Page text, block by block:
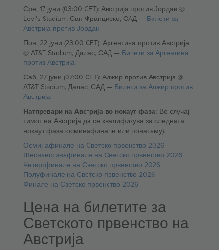
Сре, 17 јуни (03:00 CET): Австрија против Јордан @
Levi's Stadium, Сан Франциско, САД — Билети за
Австрија против Јордан
Пон, 22 јуни (23:00 CET): Аргентина против Австрија
@ AT&T Stadium, Далас, САД — Билети за Аргентина
против Австрија
Саб, 27 јуни (07:00 CET): Алжир против Австрија @
AT&T Stadium, Далас, САД — Билети за Алжир против
Австрија
Натпревари на Австрија во нокаут фаза: Во случај
тимот на Австрија да се квалификува за следната
нокаут фаза (осминафинале или понатаму).
Осминафинале на Светско првенство 2026
Шеснаестинафинале на Светско првенство 2026
Четвртфинале на Светско првенство 2026
Полуфинале на Светско првенство 2026
Финале на Светско првенство 2026
Цена на билетите за
Светското првенство на
Австрија